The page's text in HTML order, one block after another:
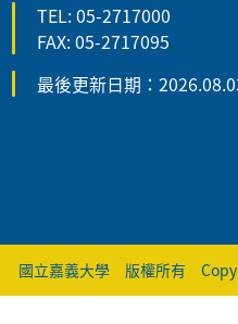
TEL: 05-2717000
FAX: 05-2717095
最後更新日期：
國立嘉義大學 版權所有